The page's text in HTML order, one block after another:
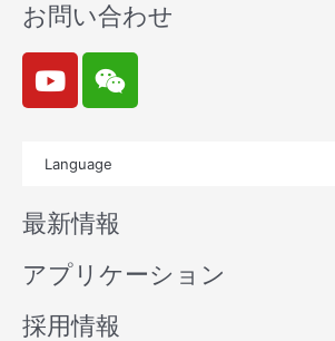
お問い合わせ
Y
o
u
b
e
W
e
i
n
Language
最新情報
アプリケーション
採用情報